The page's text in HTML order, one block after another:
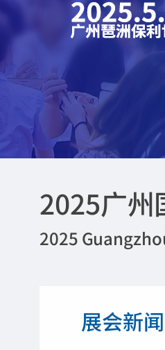
2025广州
2025
展会新闻